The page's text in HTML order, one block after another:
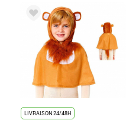
LIVRAISON 24/48H